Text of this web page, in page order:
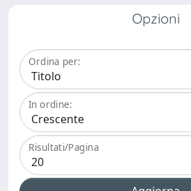
Opzioni
Ordina per:
In ordine:
Risultati/Pagina